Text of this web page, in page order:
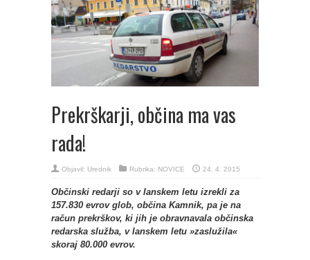
Prekrškarji, občina ma vas
rada!
Objavil: Urednik Rubrika: NOVICE 24. 4. 2015
Občinski redarji so v lanskem letu izrekli za
157.830 evrov glob, občina Kamnik, pa je na
račun prekrškov, ki jih je obravnavala občinska
redarska služba, v lanskem letu »zaslužila«
skoraj 80.000 evrov.